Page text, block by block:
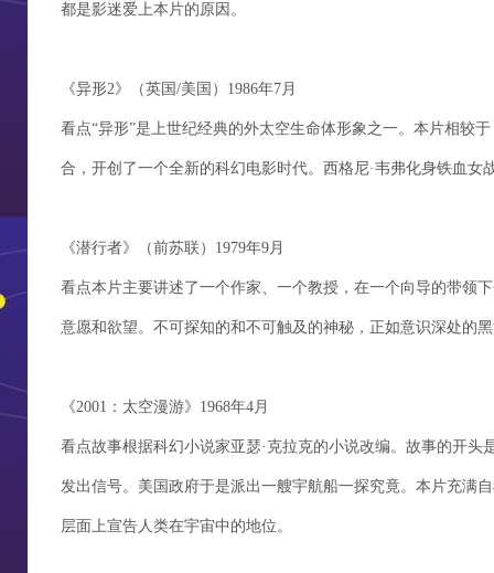
都是影迷爱上本片的原因。
《异形2》（英国/美国）1986年7月
看点“异形”是上世纪经典的外太空生命体形象之一。本片相较
合，开创了一个全新的科幻电影时代。西格尼·韦弗化身铁血
《潜行者》（前苏联）1979年9月
看点本片主要讲述了一个作家、一个教授，在一个向导的带领
意愿和欲望。不可探知的和不可触及的神秘，正如意识深处的
《2001：太空漫游》1968年4月
看点故事根据科幻小说家亚瑟·克拉克的小说改编。故事的开
发出信号。美国政府于是派出一艘宇航船一探究竟。本片充满
层面上宣告人类在宇宙中的地位。